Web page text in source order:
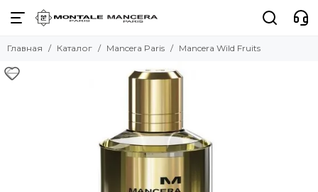
Главная Каталог Mancera Paris Mancera Wild Fruits